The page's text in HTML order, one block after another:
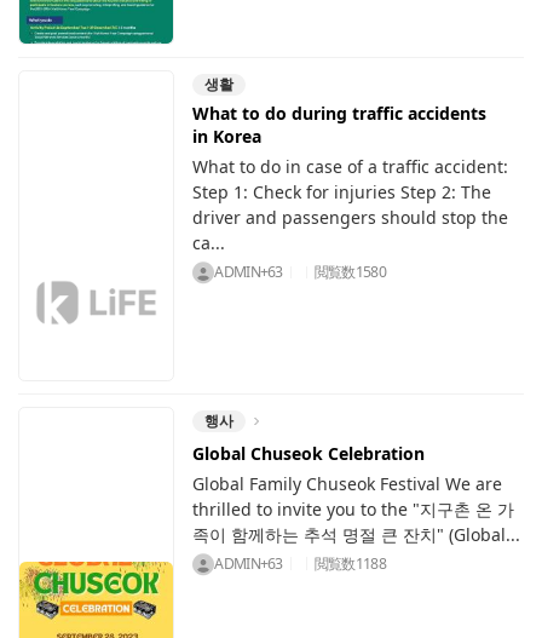
생활
What to do during traffic accidents
in Korea
What to do in case of a traffic accident:
Step 1: Check for injuries Step 2: The
driver and passengers should stop the
ca...
ADMIN+63 閲覧数1580
행사
Global Chuseok Celebration
Global Family Chuseok Festival We are
thrilled to invite you to the "지구촌 온 가
족이 함께하는 추석 명절 큰 잔치" (Global...
ADMIN+63 閲覧数1188